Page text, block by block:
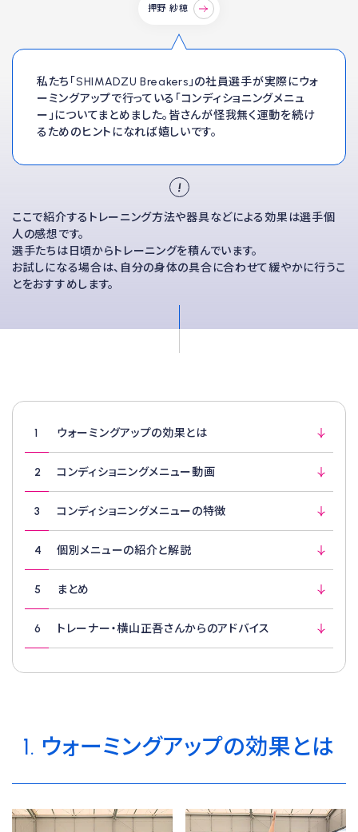
押野 紗穂
私たち「SHIMADZU Breakers」の社員選手が実際にウォ
ーミングアップで行っている「コンディショニングメニュ
ー」についてまとめました。皆さんが怪我無く運動を続け
るためのヒントになれば嬉しいです。
ここで紹介するトレーニング方法や器具などによる効果は選手個
人の感想です。
選手たちは日頃からトレーニングを積んでいます。
お試しになる場合は、自分の身体の具合に合わせて緩やかに行うこ
とをおすすめします。
1 ウォーミングアップの効果とは
2 コンディショニングメニュー動画
3 コンディショニングメニューの特徴
4 個別メニューの紹介と解説
5 まとめ
6 トレーナー・横山正吾さんからのアドバイス
1. ウォーミングアップの効果とは